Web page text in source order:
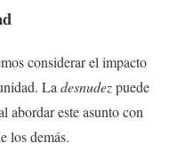
considerar el impacto
La desnudezpuede
abordar este asunto con
los demás.